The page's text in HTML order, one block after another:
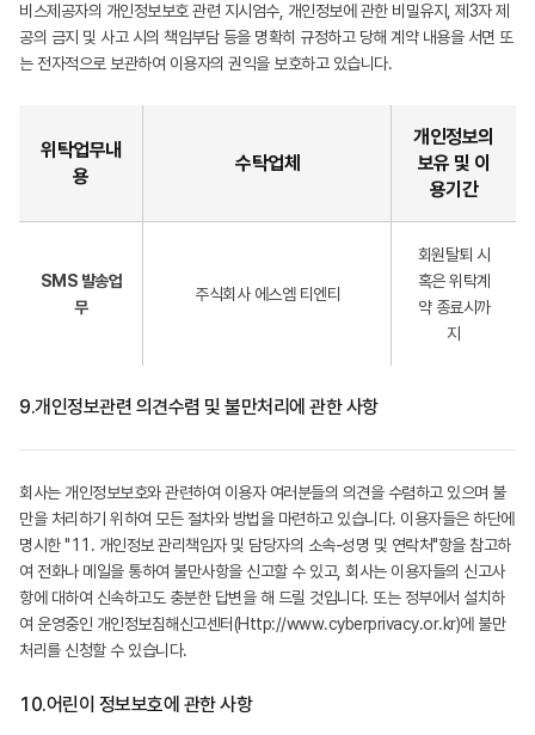
비스제공자의 개인정보보호 관련 지시엄수, 개인정보에 관한 비밀유지, 제3자 제
공의 금지 및 사고 시의 책임부담 등을 명확히 규정하고 당해 계약 내용을 서면 또
는 전자적으로 보관하여 이용자의 권익을 보호하고 있습니다.
위탁업무내
용
수탁업체
개인정보의
보유 및 이
용기간
SMS 발송업
무
주식회사 에스엠 티엔티
회원탈퇴 시
혹은 위탁계
약 종료시까
지
9.개인정보관련 의견수렴 및 불만처리에 관한 사항
회사는 개인정보보호와 관련하여 이용자 여러분들의 의견을 수렴하고 있으며 불
만을 처리하기 위하여 모든 절차와 방법을 마련하고 있습니다. 이용자들은 하단에
명시한 "11. 개인정보 관리책임자 및 담당자의 소속-성명 및 연락처"항을 참고하
여 전화나 메일을 통하여 불만사항을 신고할 수 있고, 회사는 이용자들의 신고사
항에 대하여 신속하고도 충분한 답변을 해 드릴 것입니다. 또는 정부에서 설치하
여 운영중인 개인정보침해신고센터(Http://www.cyberprivacy.or.kr)에 불만
처리를 신청할 수 있습니다.
10.어린이 정보보호에 관한 사항